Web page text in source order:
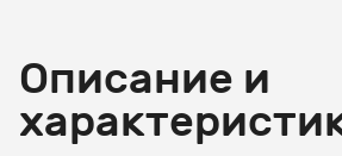
Описание и